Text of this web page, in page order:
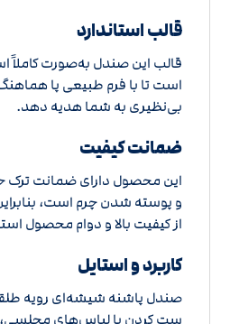
قالب استاندارد
قالب این صندل به‌صورت کاملاً
است تا با فرم طبیعی پا
بی‌نظیری به شما هدیه دهد.
ضمانت کیفیت
این محصول دارای ضمانت ترک
و پوسته شدن چرم است،
از کیفیت بالا و دوام محصول
کاربرد و استایل
صندل پاشنه شیشه‌ای رویه
ست کردن با لباس‌های